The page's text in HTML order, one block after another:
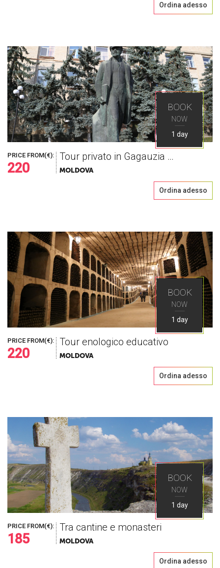
Ordina adesso
BOOK
NOW
1 day
PRICE FROM(€):
220
Tour privato in Gagauzia ed a Comrat
MOLDOVA
Ordina adesso
BOOK
NOW
1 day
PRICE FROM(€):
220
Tour enologico educativo
MOLDOVA
Ordina adesso
BOOK
NOW
1 day
PRICE FROM(€):
185
Tra cantine e monasteri
MOLDOVA
Ordina adesso